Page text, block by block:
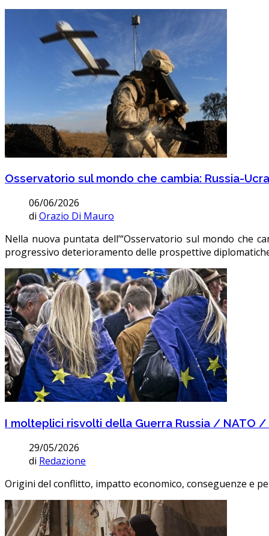
Osservatorio sul mondo che cambia: Russia-
06/06/2026
di Orazio Di Mauro
Nella nuova puntata dell’“Osservatorio sul mondo che
progressivo deterioramento delle prospettive
I molteplici risvolti della Guerra Russia / NATO /
29/05/2026
di Redazione
Origini del conflitto, impatto economico, conseguenze e